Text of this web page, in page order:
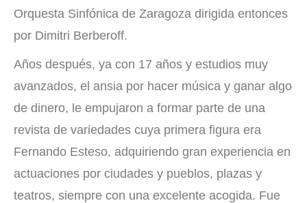
Orquesta Sinfónica de Zaragoza dirigida entonces
por Dimitri Berberoff.
Años después, ya con 17 años y estudios muy
avanzados, el ansia por hacer música y ganar algo
de dinero, le empujaron a formar parte de una
revista de variedades cuya primera figura era
Fernando Esteso, adquiriendo gran experiencia en
actuaciones por ciudades y pueblos, plazas y
teatros, siempre con una excelente acogida. Fue